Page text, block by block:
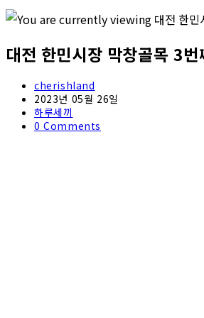
대전 한민시장 막창골목 3
Post
author:
cherishland
Post
published:
2023년 05월 26일
Post
category:
하루세끼
Post
0 Comments